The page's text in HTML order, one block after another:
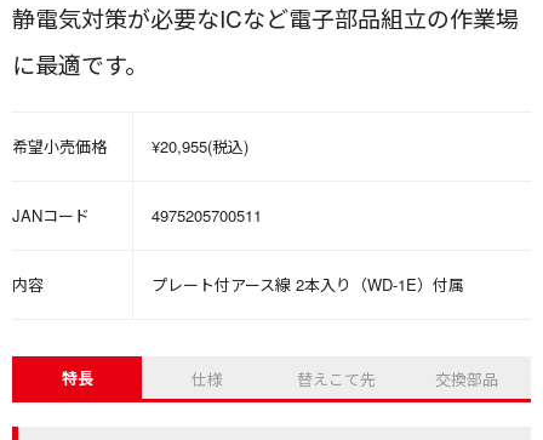
静電気対策が必要なICなど電子部品組立の作業場
に最適です。
希望小売価格 ¥20,955(税込)
JANコード 4975205700511
内容 プレート付アース線 2本入り（WD-1E）付属
特長 仕様 替えこて先 交換部品